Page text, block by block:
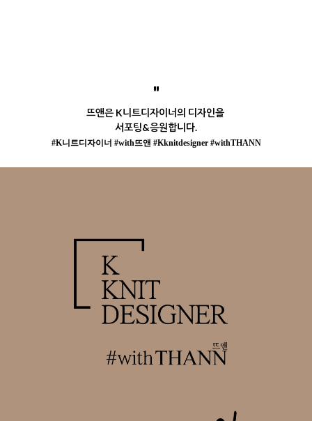
"
뜨앤은 K니트디자이너의 디자인을
서포팅&응원합니다.
#K니트디자이너 #with뜨앤 #Kknitdesigner #withTHANN